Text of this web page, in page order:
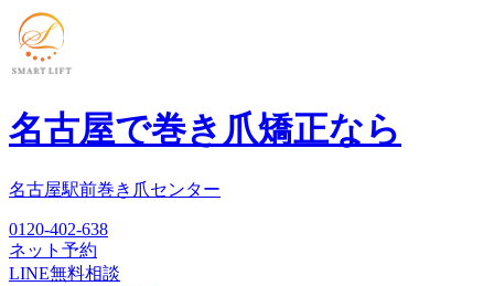
名古屋で巻き爪矯正なら
名古屋駅前巻き爪センター
0120-402-638
ネット予約
LINE無料相談